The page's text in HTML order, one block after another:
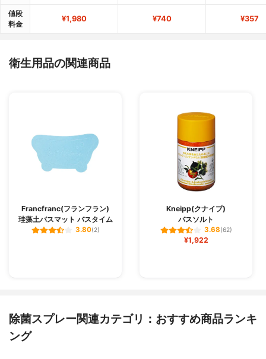
値段
料金
¥1,980 ¥740 ¥357
衛生用品の関連商品
Francfranc(フランフラン)
珪藻土バスマット バスタイム
3.80(2)
Kneipp(クナイプ)
バスソルト
3.68(62)
¥1,922
除菌スプレー関連カテゴリ：おすすめ商品ランキ
ング